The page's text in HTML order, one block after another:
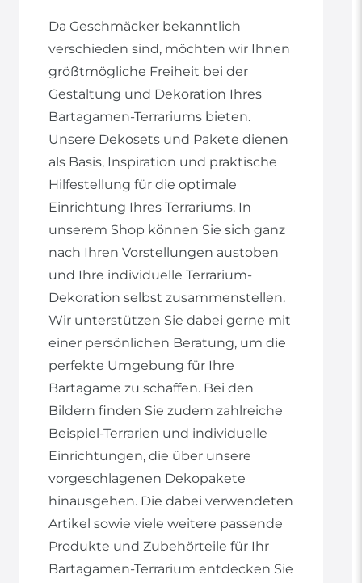
Da Geschmäcker bekanntlich
verschieden sind, möchten wir Ihnen
größtmögliche Freiheit bei der
Gestaltung und Dekoration Ihres
Bartagamen-Terrariums bieten.
Unsere Dekosets und Pakete dienen
als Basis, Inspiration und praktische
Hilfestellung für die optimale
Einrichtung Ihres Terrariums. In
unserem Shop können Sie sich ganz
nach Ihren Vorstellungen austoben
und Ihre individuelle Terrarium-
Dekoration selbst zusammenstellen.
Wir unterstützen Sie dabei gerne mit
einer persönlichen Beratung, um die
perfekte Umgebung für Ihre
Bartagame zu schaffen. Bei den
Bildern finden Sie zudem zahlreiche
Beispiel-Terrarien und individuelle
Einrichtungen, die über unsere
vorgeschlagenen Dekopakete
hinausgehen. Die dabei verwendeten
Artikel sowie viele weitere passende
Produkte und Zubehörteile für Ihr
Bartagamen-Terrarium entdecken Sie